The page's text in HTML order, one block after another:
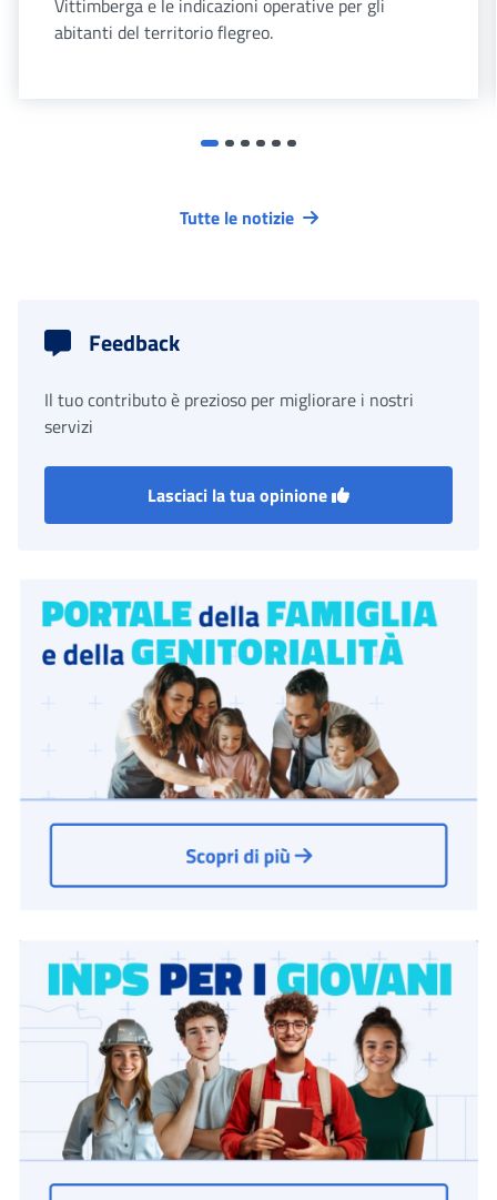
Vittimberga e le indicazioni operative per gli
abitanti del territorio flegreo.
Tutte le notizie
Feedback
Il tuo contributo è prezioso per migliorare i nostri
servizi
Lasciaci la tua opinione